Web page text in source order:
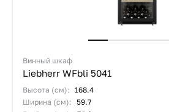
Винный шкаф
Liebherr WFbli 5041
Высота (см): 168.4
Ширина (см): 59.7